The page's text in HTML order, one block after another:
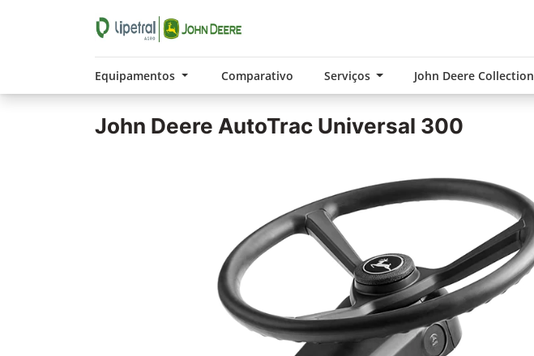
Equipamentos Comparativo Serviços John Deere Collection
John Deere AutoTrac Universal 300